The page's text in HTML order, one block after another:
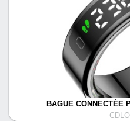
BAGUE CONNECTÉE